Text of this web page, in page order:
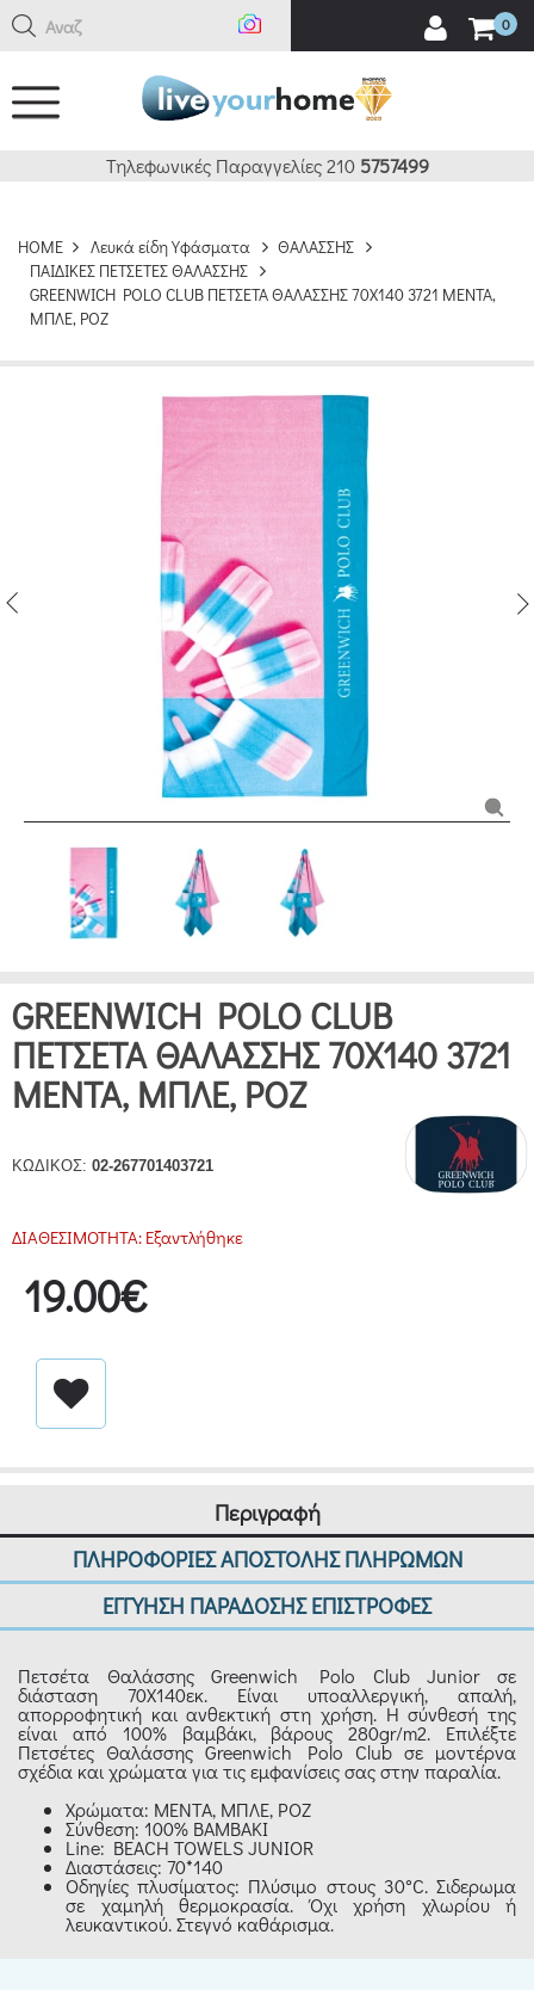
Αναζήτη 0
Τηλεφωνικές Παραγγελίες 210 5757499
HOME Λευκά είδη Υφάσματα
ΘΑΛΑΣΣΗΣ
ΠΑΙΔΙΚΕΣ ΠΕΤΣΕΤΕΣ ΘΑΛΑΣΣΗΣ
GREENWICH POLO CLUB ΠΕΤΣΕΤΑ ΘΑΛΑΣΣΗΣ 70Χ140 3721 ΜΕΝΤΑ,
ΜΠΛΕ, ΡΟΖ
GREENWICH POLO CLUB
ΠΕΤΣΕΤΑ ΘΑΛΑΣΣΗΣ 70Χ140 3721
ΜΕΝΤΑ, ΜΠΛΕ, ΡΟΖ
ΚΩΔΙΚΟΣ: 02-267701403721
ΔΙΑΘΕΣΙΜΟΤΗΤΑ: Εξαντλήθηκε
19.00€
Περιγραφή
ΠΛΗΡΟΦΟΡΙΕΣ ΑΠΟΣΤΟΛΗΣ ΠΛΗΡΩΜΩΝ
ΕΓΓΥΗΣΗ ΠΑΡΑΔΟΣΗΣ ΕΠΙΣΤΡΟΦΕΣ
Πετσέτα Θαλάσσης Greenwich Polo Club Junior σε
διάσταση 70Χ140εκ. Είναι υποαλλεργική, απαλή,
απορροφητική και ανθεκτική στη χρήση. Η σύνθεσή της
είναι από 100% βαμβάκι, βάρους 280gr/m2. Επιλέξτε
Πετσέτες Θαλάσσης Greenwich Polo Club σε μοντέρνα
σχέδια και χρώματα για τις εμφανίσεις σας στην παραλία.
Χρώματα: ΜΕΝΤΑ, ΜΠΛΕ, ΡΟΖ
Σύνθεση: 100% ΒΑΜΒΑΚΙ
Line: BEACH TOWELS JUNIOR
Διαστάσεις: 70*140
Οδηγίες πλυσίματος: Πλύσιμο στους 30°C. Σιδερωμα
σε χαμηλή θερμοκρασία. Όχι χρήση χλωρίου ή
λευκαντικού. Στεγνό καθάρισμα.